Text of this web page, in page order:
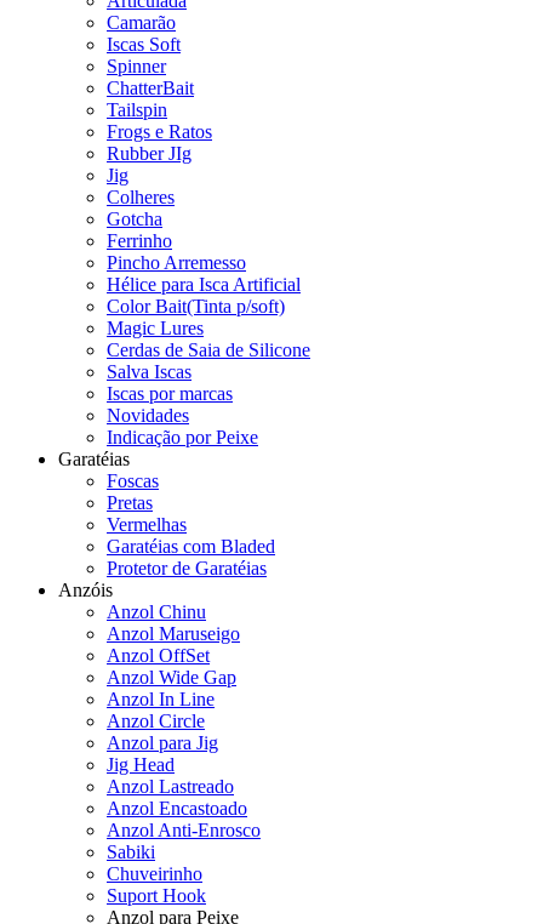
Camarão
Iscas Soft
Spinner
ChatterBait
Tailspin
Frogs e Ratos
Rubber JIg
Jig
Colheres
Gotcha
Ferrinho
Pincho Arremesso
Hélice para Isca Artificial
Color Bait(Tinta p/soft)
Magic Lures
Cerdas de Saia de Silicone
Salva Iscas
Iscas por marcas
Novidades
Indicação por Peixe
Garatéias
Foscas
Pretas
Vermelhas
Garatéias com Bladed
Protetor de Garatéias
Anzóis
Anzol Chinu
Anzol Maruseigo
Anzol OffSet
Anzol Wide Gap
Anzol In Line
Anzol Circle
Anzol para Jig
Jig Head
Anzol Lastreado
Anzol Encastoado
Anzol Anti-Enrosco
Sabiki
Chuveirinho
Suport Hook
Anzol para Peixe